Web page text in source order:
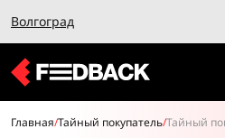
Волгоград
Главная/Тайный покупатель/Тайный